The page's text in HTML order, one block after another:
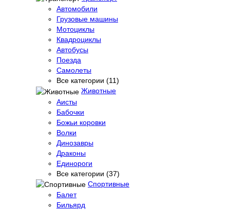
Автомобили
Грузовые машины
Мотоциклы
Квадроциклы
Автобусы
Поезда
Самолеты
Все категории (11)
Животные
Аисты
Бабочки
Божьи коровки
Волки
Динозавры
Драконы
Единороги
Все категории (37)
Спортивные
Балет
Бильярд